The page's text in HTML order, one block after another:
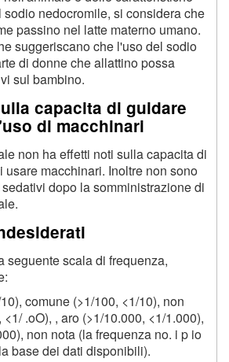
nedocromile, si considera che
passino nel latte materno umano.
suggeriscano che l'uso del sodio
di donne che allattino possa
sul bambino.
capacita di guidare
di macchinari
non ha effetti noti sulla capacita di
macchinari. Inoltre non sono
dopo la somministrazione di
seguente scala di frequenza,
comune (>1/100, <1/10), non
.oO), , aro (>1/10.000, <1/1.000),
non nota (la frequenza no. i p io
base dei dati disponibili).